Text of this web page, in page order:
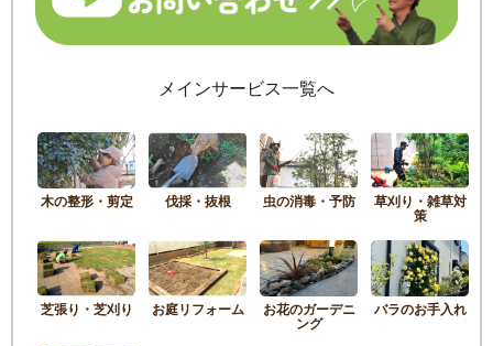
メインサービス一覧へ
木の整形・剪定 伐採・抜根 虫の消毒・予防 草刈り・雑草対
策
芝張り・芝刈り お庭リフォーム お花のガーデニ
ング
バラのお手入れ